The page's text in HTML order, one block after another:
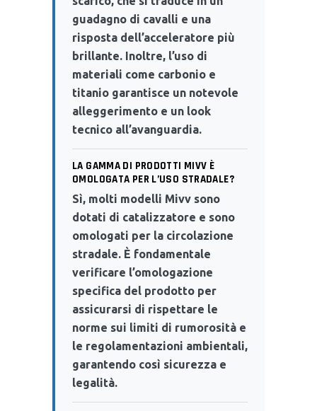
guadagno di cavalli e una
risposta dell’acceleratore più
brillante. Inoltre, l’uso di
materiali come carbonio e
titanio garantisce un notevole
alleggerimento e un look
tecnico all’avanguardia.
LA GAMMA DI PRODOTTI MIVV È
OMOLOGATA PER L’USO STRADALE?
Sì, molti modelli Mivv sono
dotati di catalizzatore e sono
omologati per la circolazione
stradale. È fondamentale
verificare l’omologazione
specifica del prodotto per
assicurarsi di rispettare le
norme sui limiti di rumorosità e
le regolamentazioni ambientali,
garantendo così sicurezza e
legalità.